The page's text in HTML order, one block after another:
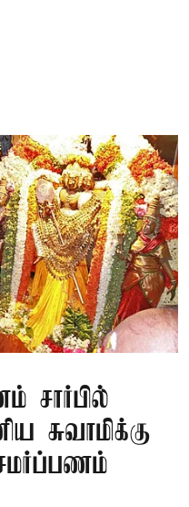
சார்பில்
சுவாமிக்கு